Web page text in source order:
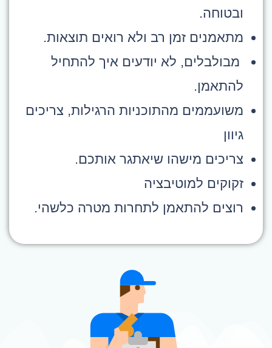
ובטוחה.
מתאמנים זמן רב ולא רואים תוצאות.
מבולבלים, לא יודעים איך להתחיל
להתאמן.
משועממים מהתוכניות הרגילות, צריכים
גיוון
צריכים מישהו שיאתגר אותכם.
זקוקים למוטיבציה
רוצים להתאמן לתחרות מטרה כלשהי.